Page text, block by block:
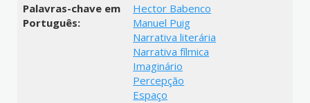
Palavras-chave em
Português:
Hector Babenco
Manuel Puig
Narrativa literária
Narrativa fílmica
Imaginário
Percepção
Espaço